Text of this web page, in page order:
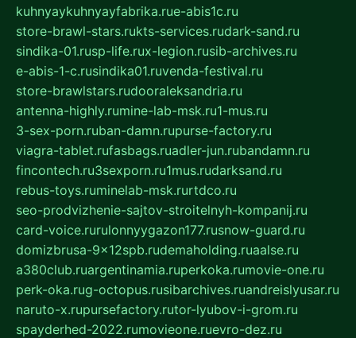
kuhnyaykuhnyayfabrika.rue-abis1c.ru
store-brawl-stars.rukts-services.rudark-sand.ru
sindika-01.rusp-life.rux-legion.rusib-archives.ru
e-abis-1-c.rusindika01.ruvenda-festival.ru
store-brawlstars.rudooraleksandria.ru
antenna-highly.rumine-lab-msk.ru1-mus.ru
3-sex-porn.ruban-damn.rupurse-factory.ru
viagra-tablet.rufasbags.ruadler-jun.rubandamn.ru
fincontech.ru3sexporn.ru1mus.rudarksand.ru
rebus-toys.ruminelab-msk.rurtdco.ru
seo-prodvizhenie-sajtov-stroitelnyh-kompanij.ru
card-voice.rurulonnyygazon177.rusnow-guard.ru
domizbrusa-9x12spb.rudemaholding.ruaalse.ru
a380club.ruargentinamia.ruperkoka.rumovie-one.ru
perk-oka.rug-octopus.rusibarchives.ruandreislyusar.ru
naruto-x.rupursefactory.rutor-lyubov-i-grom.ru
spayderhed-2022.rumovieone.ruevro-dez.ru